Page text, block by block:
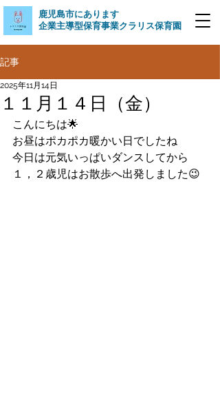
​鹿児島市にあります
企業主導型保育事業クラリス保育園
記事
１１月１４日（金）
2025年11月14日
こんにちは🌟
お昼はポカポカ暖かい日でしたね
今日は元気いっぱいダンスしてから
１，２歳児はお散歩へ出発しました😉